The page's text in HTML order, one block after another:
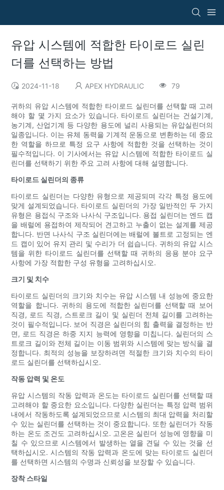
유압 시스템에 적합한 타이로드 실린
더를 선택하는 방법
2024-11-18 APEX HYDRAULIC 79
귀하의 유압 시스템에 적합한 타이로드 실린더를 선택할 때 고려
해야 할 몇 가지 요소가 있습니다. 타이로드 실린더는 건설기계,
농기계, 산업기계 등 다양한 용도에 널리 사용되는 유압실린더의
일종입니다. 이는 유체 동력을 기계적 운동으로 변환하는 데 중요
한 역할을 하므로 특정 요구 사항에 적합한 것을 선택하는 것이
필수적입니다. 이 기사에서는 유압 시스템에 적합한 타이로드 실
린더를 선택하기 위한 주요 고려 사항에 대해 설명합니다.
타이로드 실린더의 종류
타이로드 실린더는 다양한 유형으로 제공되며 각각 특정 용도에
맞게 설계되었습니다. 타이로드 실린더의 가장 일반적인 두 가지
유형은 용접식 구조와 나사식 구조입니다. 용접 실린더는 엔드 캡
을 배럴에 용접하여 제작되어 견고하고 누출이 없는 설계를 제공
합니다. 반면 나사식 구조 실린더에는 배럴에 볼트로 고정되는 엔
드 캡이 있어 유지 관리 및 수리가 더 쉽습니다. 귀하의 유압 시스
템을 위한 타이로드 실린더를 선택할 때 귀하의 응용 분야 요구
사항에 가장 적합한 구성 유형을 고려하십시오.
크기 및 치수
타이로드 실린더의 크기와 치수는 유압 시스템 내 성능에 중요한
역할을 합니다. 귀하의 용도에 적합한 실린더를 선택할 때 보어
직경, 로드 직경, 스트로크 길이 및 실린더 전체 길이를 고려하는
것이 필수적입니다. 보어 직경은 실린더의 힘 출력을 결정하는 반
면, 로드 직경은 하중 지지 능력에 영향을 미칩니다. 실린더의 스
트로크 길이와 전체 길이는 이동 범위와 시스템에 맞는 방식을 결
정합니다. 최적의 성능을 보장하려면 적절한 크기와 치수의 타이
로드 실린더를 선택하십시오.
작동 압력 및 온도
유압 시스템의 작동 압력과 온도는 타이로드 실린더를 선택할 때
고려해야 할 중요한 요소입니다. 다양한 실린더는 특정 압력 범위
내에서 작동하도록 설계되었으므로 시스템의 최대 압력을 처리할
수 있는 실린더를 선택하는 것이 중요합니다. 또한 실린더가 작동
하는 온도 조건도 고려하십시오. 고온은 실린더 성능에 영향을 미
칠 수 있으므로 시스템에서 발생하는 열을 견딜 수 있는 것을 선
택하십시오. 시스템의 작동 압력과 온도에 맞는 타이로드 실린더
를 선택하면 시스템의 수명과 신뢰성을 보장할 수 있습니다.
장착 스타일